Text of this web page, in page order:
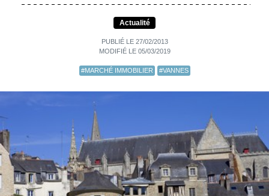
Actualité
PUBLIÉ LE 27/02/2013
MODIFIÉ LE 05/03/2019
#MARCHÉ IMMOBILIER #VANNES